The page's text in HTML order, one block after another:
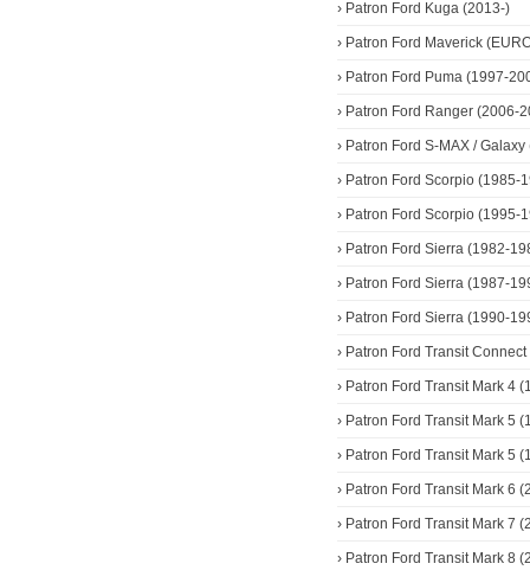
› Patron Ford Kuga (2013-)
› Patron Ford Maverick
› Patron Ford Puma (1997-
› Patron Ford Ranger (2006-
› Patron Ford S-MAX /
› Patron Ford Scorpio (1985-
› Patron Ford Scorpio (1995-
› Patron Ford Sierra (1982-
› Patron Ford Sierra (1987-
› Patron Ford Sierra (1990-
› Patron Ford Transit
› Patron Ford Transit Mark 4
› Patron Ford Transit Mark 5
› Patron Ford Transit Mark 5
› Patron Ford Transit Mark 6
› Patron Ford Transit Mark 7
› Patron Ford Transit Mark 8